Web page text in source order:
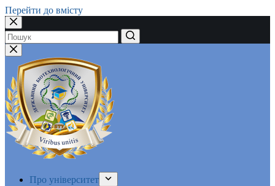
Перейти до вмісту
Немає
результатів
Про університет